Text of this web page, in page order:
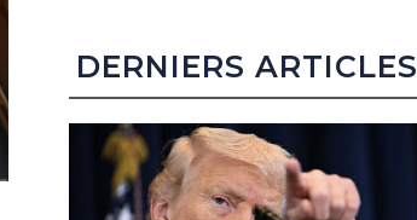
DERNIERS ARTICLES